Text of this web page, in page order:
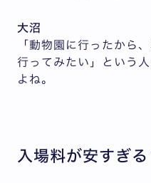
大沼
「動物園に行ったから
行ってみたい」という
よね。
入場料が安すぎる